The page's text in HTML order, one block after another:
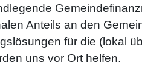
Anteils an den
für die (lokal
uns vor Ort helfen.